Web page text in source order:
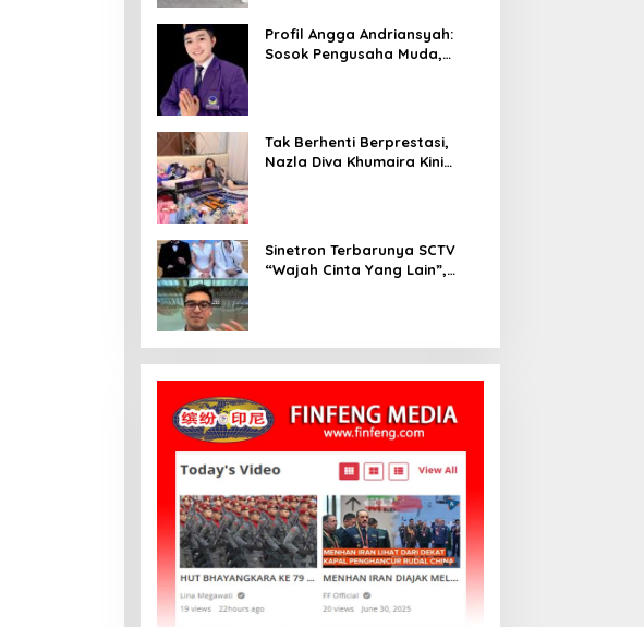
Profil Angga Andriansyah:
Sosok Pengusaha Muda,
Tak Berhenti Berprestasi,
Nazla Diva Khumaira Kini
Sinetron Terbarunya SCTV
“Wajah Cinta Yang Lain”,